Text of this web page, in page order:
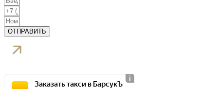
ОТПРАВИТЬ
Заказать такси в БарсукЪ